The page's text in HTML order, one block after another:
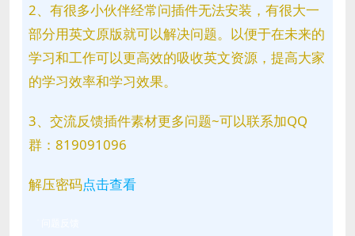
2、有很多小伙伴经常问插件无法安装，有很大一
部分用英文原版就可以解决问题。以便于在未来的
学习和工作可以更高效的吸收英文资源，提高大家
的学习效率和学习效果。
3、交流反馈插件素材更多问题~可以联系加QQ
群：819091096
解压密码点击查看